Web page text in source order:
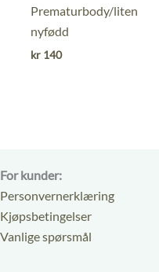
0
ut
av
Prematurbody/liten
nyfødd
kr 140
For kunder:
Personvernerklæring
Kjøpsbetingelser
Vanlige spørsmål